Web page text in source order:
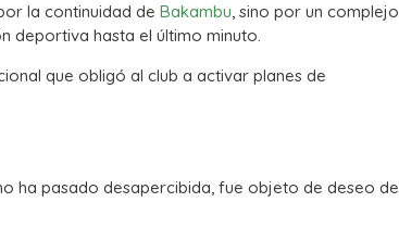
la continuidad de Bakambu, sino por un complejo
deportiva hasta el último minuto.
que obligó al club a activar planes de
ha pasado desapercibida, fue objeto de deseo de